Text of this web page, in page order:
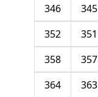
345
346
351
352
357
358
363
364